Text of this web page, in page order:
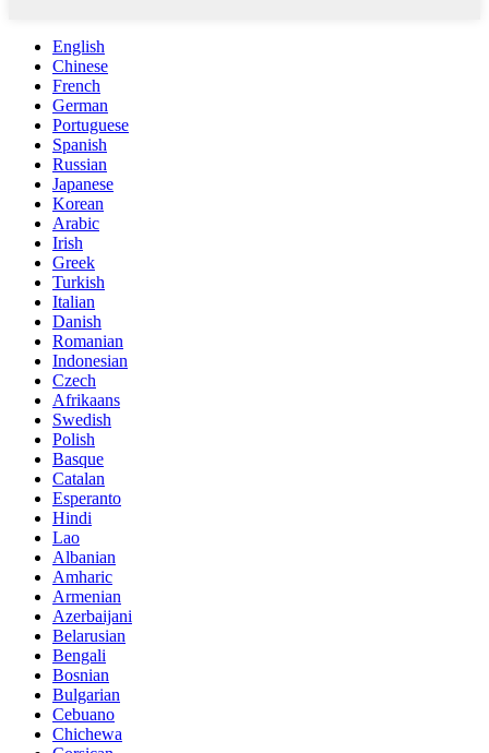
English
Chinese
French
German
Portuguese
Spanish
Russian
Japanese
Korean
Arabic
Irish
Greek
Turkish
Italian
Danish
Romanian
Indonesian
Czech
Afrikaans
Swedish
Polish
Basque
Catalan
Esperanto
Hindi
Lao
Albanian
Amharic
Armenian
Azerbaijani
Belarusian
Bengali
Bosnian
Bulgarian
Cebuano
Chichewa